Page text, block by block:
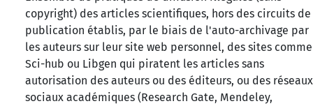
copyright) des articles scientifiques, hors des circuits de
publication établis, par le biais de l'auto-archivage par
les auteurs sur leur site web personnel, des sites comme
Sci-hub ou Libgen qui piratent les articles sans
autorisation des auteurs ou des éditeurs, ou des réseaux
sociaux académiques (Research Gate, Mendeley,